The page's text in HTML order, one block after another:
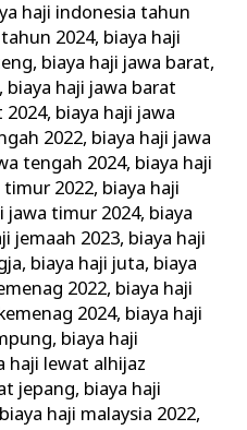
haji indonesia tahun
2024, biaya haji
, biaya haji jawa barat,
, biaya haji jawa barat
2024, biaya haji jawa
2022, biaya haji jawa
tengah 2024, biaya haji
timur 2022, biaya haji
jawa timur 2024, biaya
jemaah 2023, biaya haji
, biaya haji juta, biaya
2022, biaya haji
2024, biaya haji
, biaya haji
haji lewat alhijaz
jepang, biaya haji
biaya haji malaysia 2022,